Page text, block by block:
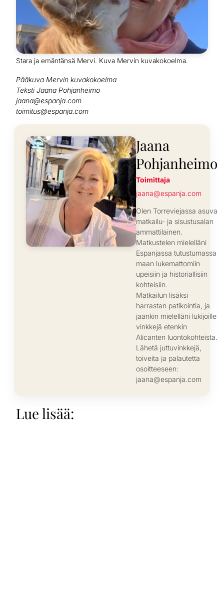
Stara ja emäntänsä Mervi. Kuva Mervin kuvakokoelma.
Pääkuva Mervin kuvakokoelma
Teksti Jaana Pohjanheimo
jaana@espanja.com
toimitus@espanja.com
Jaana
Pohjanheimo
Toimittaja
jaana@espanja.com
Olen Torreviejassa asuva
matkailu- ja sisustusalan
ammattilainen.
Matkustelen mielelläni
Espanjassa tutustumassa
maan lukemattomiin
upeisiin ja historiallisiin
kohteisiin.
Matkailun lisäksi
harrastan patikointia, ja
jaankin mielelläni lukijoille
vinkkejä etenkin
Alicanten luontokohteista.
Lähetä juttuvinkkejä,
toiveita ja palautetta
osoitteeseen:
jaana@espanja.com
Lue lisää: